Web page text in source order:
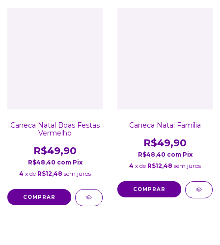
Caneca Natal Boas Festas
Vermelho
R$49,90
R$48,40 com Pix
4 x de R$12,48 sem juros
COMPRAR
Caneca Natal Família
R$49,90
R$48,40 com Pix
4 x de R$12,48 sem juros
COMPRAR